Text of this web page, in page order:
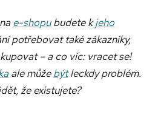
e-shopubudete kjeho
potřebovat také zákazníky,
– a co víc: vracet se!
ale můžebýtleckdy problém.
že existujete?